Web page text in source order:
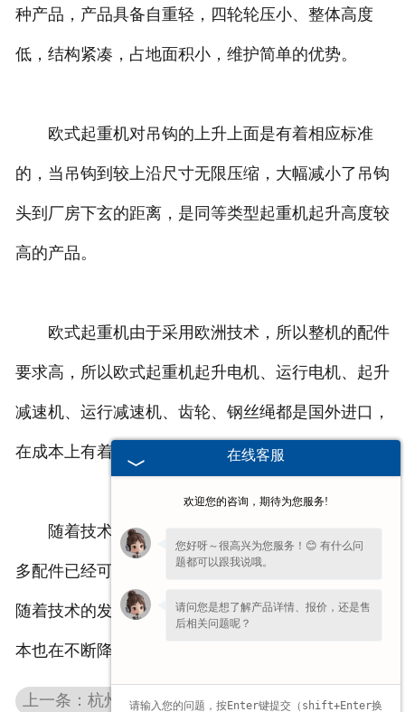
种产品，产品具备自重轻，四轮轮压小、整体高度
低，结构紧凑，占地面积小，维护简单的优势。
欧式起重机对吊钩的上升上面是有着相应标准
的，当吊钩到较上沿尺寸无限压缩，大幅减小了吊钩
头到厂房下玄的距离，是同等类型起重机起升高度较
高的产品。
欧式起重机由于采用欧洲技术，所以整机的配件
要求高，所以欧式起重机起升电机、运行电机、起升
减速机、运行减速机、齿轮、钢丝绳都是国外进口，
在成本上有着相应的提高。
随着技术的提高，以及生产能力的提升，目前许
多配件已经可以采用国产，不用在从国外进口，所以
随着技术的发展，我们的产品已经趋于成熟，对于成
本也在不断降低，相信未来我们的产品会越来越好。
上一条：杭州单梁桥式起重机
在线客服
欢迎您的咨询，期待为您服务!
您好呀～很高兴为您服务！😊 有什么问
题都可以跟我说哦。
请问您是想了解产品详情、报价，还是售
后相关问题呢？